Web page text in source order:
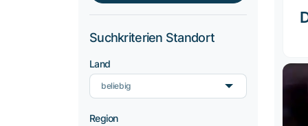
Suchkriterien Standort
Land
beliebig
Region